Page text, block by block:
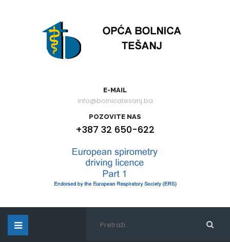
E-MAIL
info@bolnicatesanj.ba
POZOVITE NAS
+387 32 650-622